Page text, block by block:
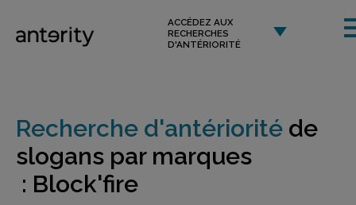
ACCÉDEZ AUX
RECHERCHES
D'ANTÉRIORITÉ
Recherche d'antériorité de
slogans par marques
: Block'fire